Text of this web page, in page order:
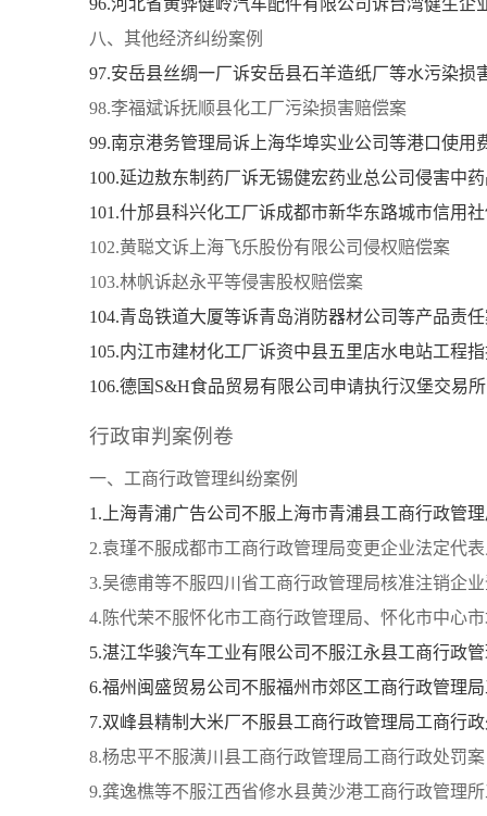
96.河北省黄骅健岭汽车配件有限公司诉台湾健生
八、其他经济纠纷案例
97.安岳县丝绸一厂诉安岳县石羊造纸厂等水污染损
98.李福斌诉抚顺县化工厂污染损害赔偿案
99.南京港务管理局诉上海华埠实业公司等港口使用
100.延边敖东制药厂诉无锡健宏药业总公司侵害中
101.什邡县科兴化工厂诉成都市新华东路城市信用
102.黄聪文诉上海飞乐股份有限公司侵权赔偿案
103.林帆诉赵永平等侵害股权赔偿案
104.青岛铁道大厦等诉青岛消防器材公司等产品责
105.内江市建材化工厂诉资中县五里店水电站工程
106.德国S&H食品贸易有限公司申请执行汉堡交易
行政审判案例卷
一、工商行政管理纠纷案例
1.上海青浦广告公司不服上海市青浦县工商行政管
2.袁瑾不服成都市工商行政管理局变更企业法定代
3.吴德甫等不服四川省工商行政管理局核准注销企
4.陈代荣不服怀化市工商行政管理局、怀化市中心
5.湛江华骏汽车工业有限公司不服江永县工商行政
6.福州闽盛贸易公司不服福州市郊区工商行政管理
7.双峰县精制大米厂不服县工商行政管理局工商行
8.杨忠平不服潢川县工商行政管理局工商行政处罚案
9.龚逸樵等不服江西省修水县黄沙港工商行政管理